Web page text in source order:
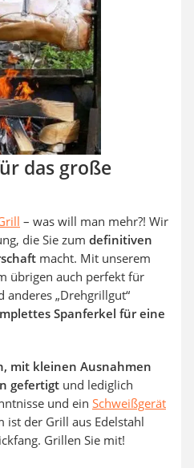
das große
– was will man mehr?! Wir
die Sie zum definitiven
macht. Mit unserem
übrigen auch perfekt für
anderes „Drehgrillgut“
Spanferkel für eine
mit kleinen Ausnahmen
gefertigt und lediglich
und ein Schweißgerät
ist der Grill aus Edelstahl
Grillen Sie mit!